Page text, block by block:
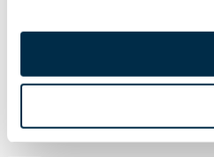
Working groups
Job opportunities
Contact